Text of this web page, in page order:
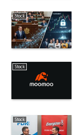
Stock
Stock
Stock